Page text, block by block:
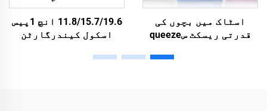
اسٹاک میں بچوں کی
قدرتی ریسکٹ سqueeze
اتیسٹک بچوں کے دباو
11.8/15.7/19.6 انچ 1پیس
اسکول کیندرگارٹن
اسکول دکوریشن کارٹون